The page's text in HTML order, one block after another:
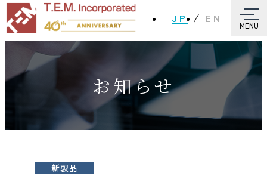
JP EN
MENU
お知らせ
新製品